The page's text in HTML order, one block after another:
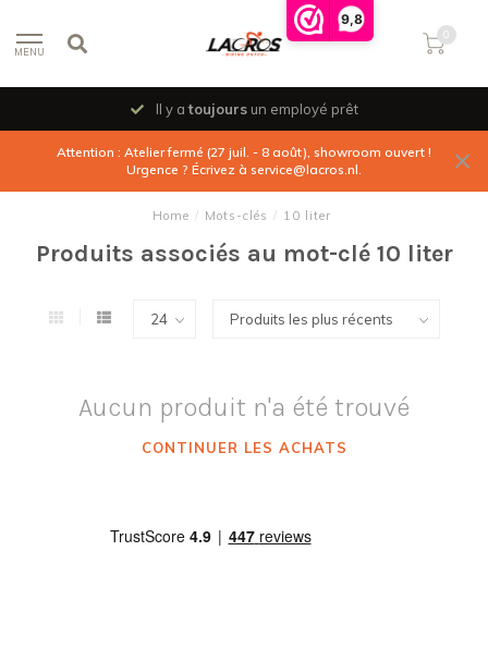
9,8
MENU
0
Il y atoujoursun employé prêt
Attention : Atelier fermé (27 juil. - 8 août), showroom ouvert !
Urgence ? Écrivez à service@lacros.nl.
Home / Mots-clés / 10 liter
Produits associés au mot-clé 10 liter
Aucun produit n'a été trouvé
CONTINUER LES ACHATS